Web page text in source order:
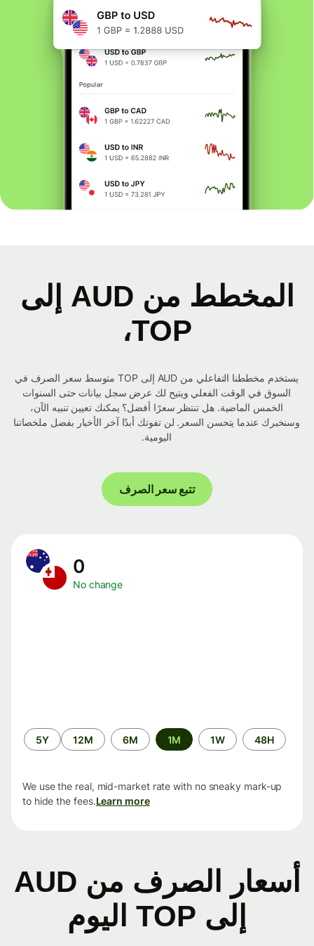
المخطط من AUD إلى
TOP،
يستخدم مخططنا التفاعلي من AUD إلى TOP متوسط ​​سعر الصرف في
السوق في الوقت الفعلي ويتيح لك عرض سجل بيانات حتى السنوات
الخمس الماضية. هل تنتظر سعرًا أفضل؟ يمكنك تعيين تنبيه الآن،
وسنخبرك عندما يتحسن السعر. لن تفوتك أبدًا آخر الأخبار بفضل ملخصاتنا
اليومية.
تتبع سعر الصرف
No change
الفترة
الزمنية
48H
1W
1M
6M
12M
5Y
We use the real, mid-market rate with no sneaky mark-up
to hide the fees.Learn more
أسعار الصرف من AUD
إلى TOP اليوم